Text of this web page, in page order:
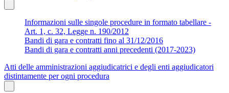
Informazioni sulle singole procedure in formato tabellare -
Art. 1, c. 32, Legge n. 190/2012
Bandi di gara e contratti fino al 31/12/2016
Bandi di gara e contratti anni precedenti (2017-2023)
Atti delle amministrazioni aggiudicatrici e degli enti aggiudicatori
distintamente per ogni procedura